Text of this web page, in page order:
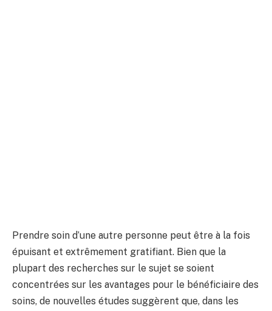
Prendre soin d’une autre personne peut être à la fois
épuisant et extrêmement gratifiant. Bien que la
plupart des recherches sur le sujet se soient
concentrées sur les avantages pour le bénéficiaire des
soins, de nouvelles études suggèrent que, dans les